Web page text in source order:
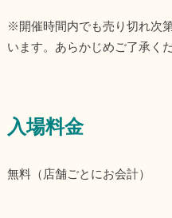
※開催時間内でも売り切れ次
います。あらかじめご了承く
入場料金
無料（店舗ごとにお会計）